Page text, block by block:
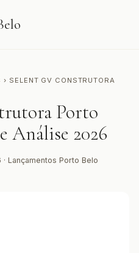
› SELENT GV CONSTRUTORA
Porto
Análise 2026
Lançamentos Porto Belo